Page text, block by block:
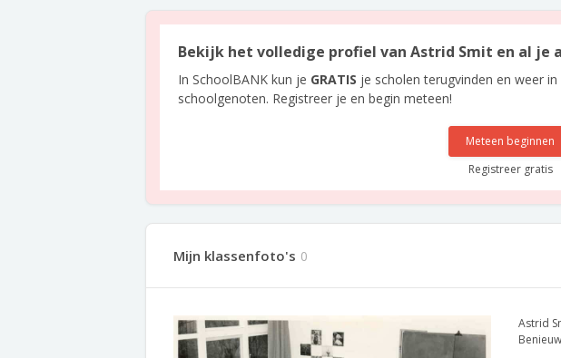
Bekijk het volledige profiel van Astrid Smit en al je
In SchoolBANK kun je GRATIS je scholen terugvinden en weer
schoolgenoten. Registreer je en begin meteen!
Meteen beginnen
Registreer gratis
Mijn klassenfoto's 0
Astrid